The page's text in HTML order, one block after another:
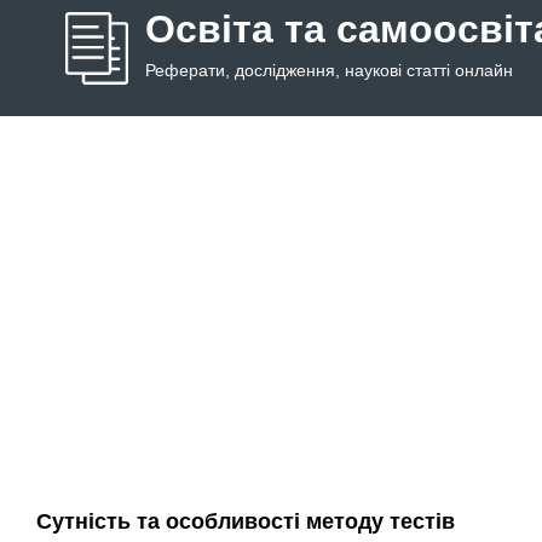
Освіта та
Реферати, дослідження, наукові статті онлайн
Сутність та особливості методу тестів